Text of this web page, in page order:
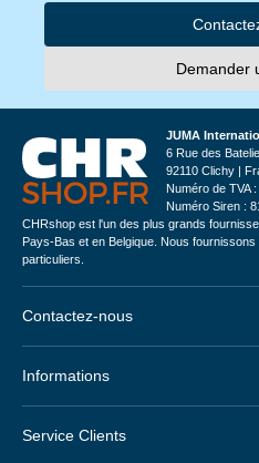
Demander
JUMA
6 Rue des
92110 Clichy |
Numéro de TVA
Numéro Siren :
CHRshop est l'un des plus grands
Pays-Bas et en Belgique. Nous
particuliers.
Contactez-nous
Informations
Service Clients